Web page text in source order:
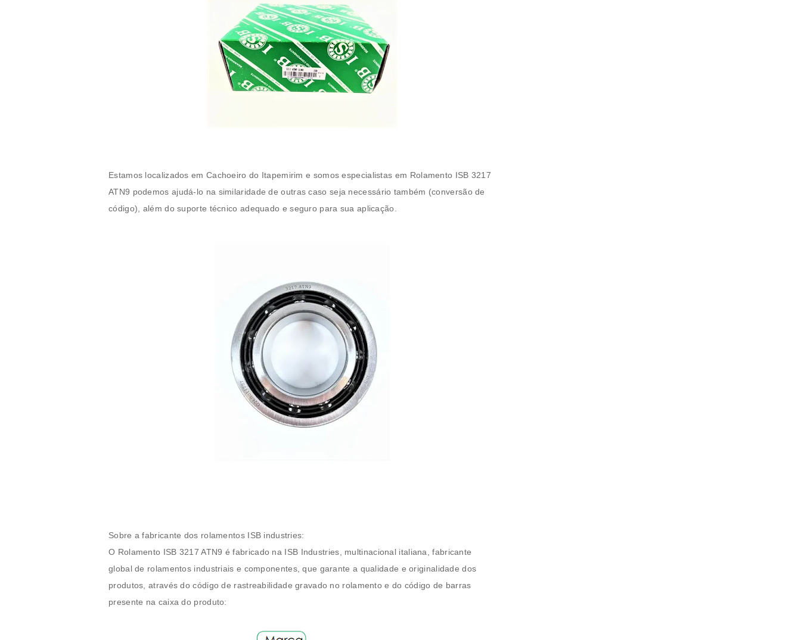
Estamos localizados em Cachoeiro do Itapemirim e somos especialistas em Rolamento ISB 3217
ATN9 podemos ajudá-lo na similaridade de outras caso seja necessário também (conversão de
código), além do suporte técnico adequado e seguro para sua aplicação.
Sobre a fabricante dos rolamentos ISB industries:
O Rolamento ISB 3217 ATN9 é fabricado na ISB Industries, multinacional italiana, fabricante
global de rolamentos industriais e componentes, que garante a qualidade e originalidade dos
produtos, através do código de rastreabilidade gravado no rolamento e do código de barras
presente na caixa do produto: